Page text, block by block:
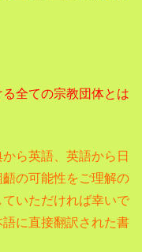
全ての宗教団体とは
ら英語、 英語から日
の可能性をご理解の
ていただければ幸いで
に直接翻訳された書